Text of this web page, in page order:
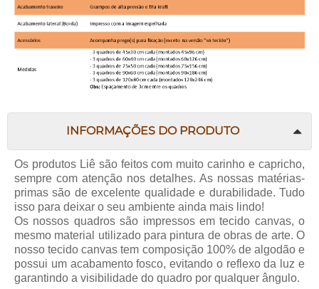
INFORMAÇÕES DO PRODUTO
Os produtos Liêsão feitos com muito carinho e capricho,
sempre com atenção nos detalhes. As nossas matérias-
primas são de excelente qualidade e durabilidade. Tudo
isso para deixar o seu ambiente ainda mais lindo!
Os nossos quadros são impressos em tecido canvas, o
mesmo material utilizado para pintura de obras de arte. O
nosso tecido canvas tem composição 100% de algodão e
possui um acabamento fosco, evitando o reflexo da luz e
garantindo a visibilidade do quadro por qualquer ângulo.